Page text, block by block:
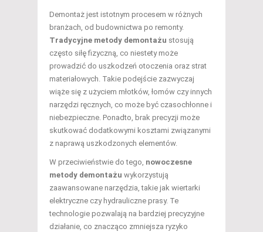
Demontaż jest istotnym procesem w różnych
branżach, od budownictwa po remonty.
Tradycyjne metody demontażu stosują
często siłę fizyczną, co niestety może
prowadzić do uszkodzeń otoczenia oraz strat
materiałowych. Takie podejście zazwyczaj
wiąże się z użyciem młotków, łomów czy innych
narzędzi ręcznych, co może być czasochłonne i
niebezpieczne. Ponadto, brak precyzji może
skutkować dodatkowymi kosztami związanymi
z naprawą uszkodzonych elementów.
W przeciwieństwie do tego, nowoczesne
metody demontażu wykorzystują
zaawansowane narzędzia, takie jak wiertarki
elektryczne czy hydrauliczne prasy. Te
technologie pozwalają na bardziej precyzyjne
działanie, co znacząco zmniejsza ryzyko